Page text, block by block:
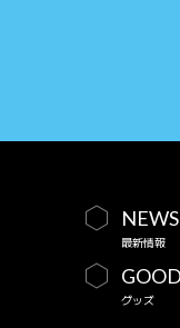
NEWS
最新情報
グッズ